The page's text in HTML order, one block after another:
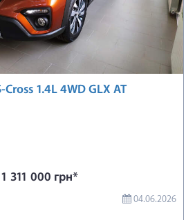
Cross 1.4L 4WD GLX AT
1 311 000 грн*
04.06.2026